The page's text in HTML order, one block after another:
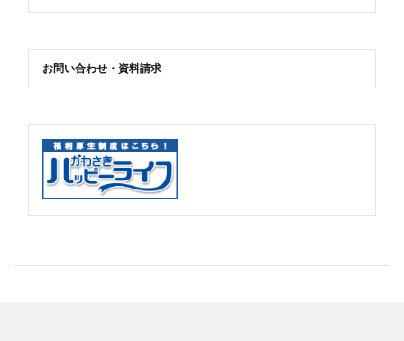
お問い合わせ・資料請求